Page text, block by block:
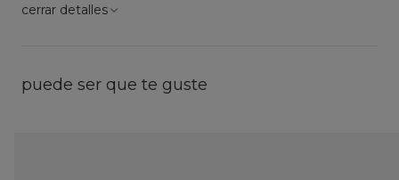
cerrar detalles
puede ser que te guste